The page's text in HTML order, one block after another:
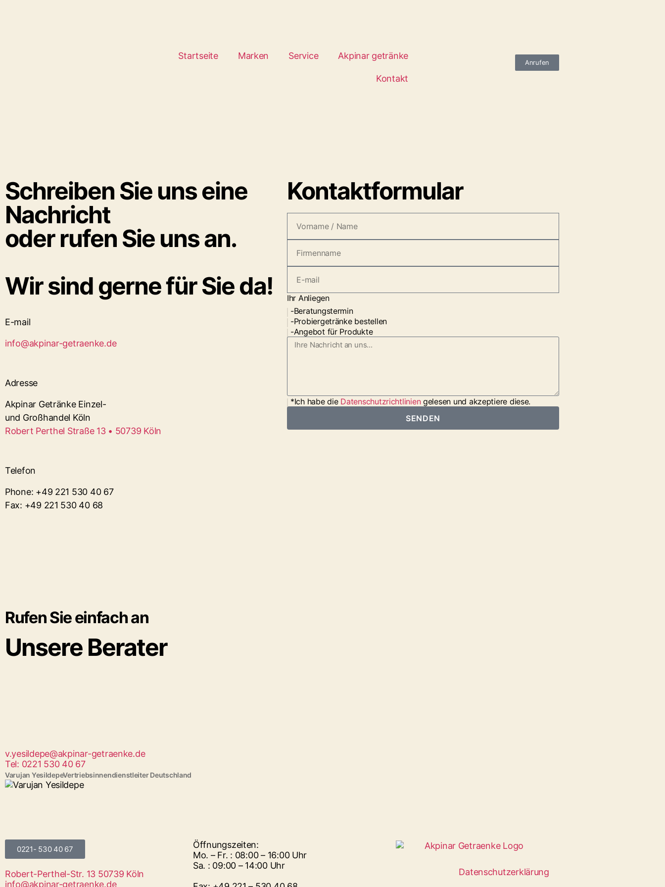
Startseite Marken Service Akpinar getränke
Kontakt
Anrufen
Schreiben Sie uns eine
Nachricht
oder rufen Sie uns an.
Wir sind gerne für Sie da!
E-mail
info@akpinar-getraenke.de
Adresse
Akpinar Getränke Einzel-
und Großhandel Köln
Robert Perthel Straße 13 • 50739 Köln
Telefon
Phone: +49 221 530 40 67
Fax: +49 221 530 40 68
Kontaktformular
Ihr Anliegen
-Beratungstermin
-Probiergetränke bestellen
-Angebot für Produkte
*Ich habe die Datenschutzrichtliniengelesen und akzeptiere diese.
SENDEN
Rufen Sie einfach an
Unsere Berater
v.yesildepe@akpinar-getraenke.de
Tel: 0221 530 40 67
Varujan YesildepeVertriebsinnendienstleiter Deutschland
0221- 530 40 67
Robert-Perthel-Str. 13 50739 Köln
info@akpinar-getraenke.de
Öffnungszeiten:
Mo. – Fr. : 08:00 – 16:00 Uhr
Sa. : 09:00 – 14:00 Uhr
Datenschutzerklärung